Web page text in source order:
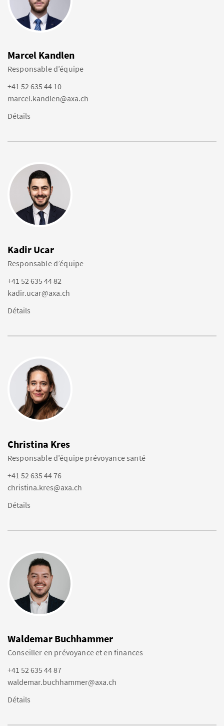
Marcel Kandlen
Responsable d’équipe
+41 52 635 44 10
marcel.kandlen@axa.ch
Détails
Kadir Ucar
Responsable d’équipe
+41 52 635 44 82
kadir.ucar@axa.ch
Détails
Christina Kres
Responsable d’équipe prévoyance santé
+41 52 635 44 76
christina.kres@axa.ch
Détails
Waldemar Buchhammer
Conseiller en prévoyance et en finances
+41 52 635 44 87
waldemar.buchhammer@axa.ch
Détails